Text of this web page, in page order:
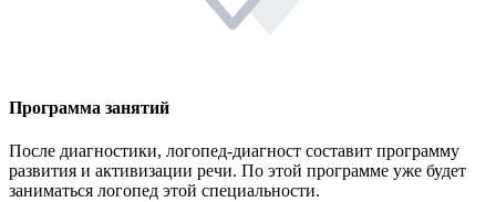
Программа занятий
После диагностики, логопед-диагност составит программу
развития и активизации речи. По этой программе уже будет
заниматься логопед этой специальности.